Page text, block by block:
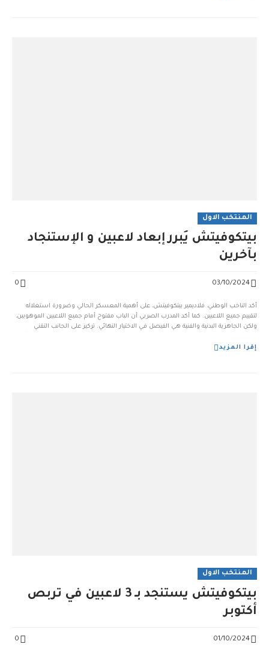
المنتخب الاول
بيتكوفيتش يُبرر إبعاد لاعبين و الإستنجاد
بآخرين
03/10/2024
0
أكد الناخب الوطني، فلاديمير بيتكوفيتش، على أهمية المعسكر الحالي وضرورة استغلاله
لتقييم جميع اللاعبين. كما أكد المدرب الصربي أن الباب مفتوح أمام جميع اللاعبين الموهوبين،
ولكن الجاهزية البدنية والفنية هي الفيصل في الاختيار النهائي. تركيز على الجانب التقني
طا...
إقرا المزيد
المنتخب الاول
بيتكوفيتش يستنجد بـ 3 لاعبين في تربص
أكتوبر
01/10/2024
0